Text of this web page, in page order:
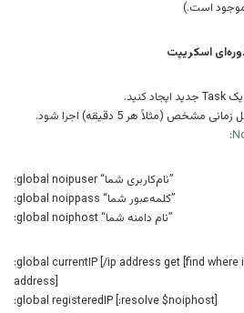
است.)
تنظیم کنید که اسکریپت در فواصل زمانی مشخص (مثلاً هر 5 دقیقه) اجرا شود.
:
:global noipuser “نام‌کاربری‌ شما”
:global noippass “کلمه‌عبور شما”
:global noiphost “نام دامنه شما”
:global currentIP [/ip address get [find
address]
:global registeredIP [:resolve $noiphost]